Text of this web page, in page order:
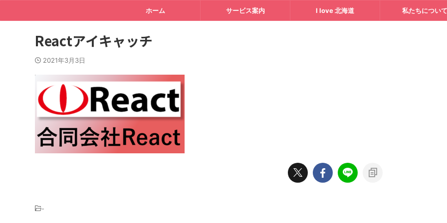
ホーム サービス案内 I love 北海道 私たちについて
Reactアイキャッチ
2021年3月3日
-